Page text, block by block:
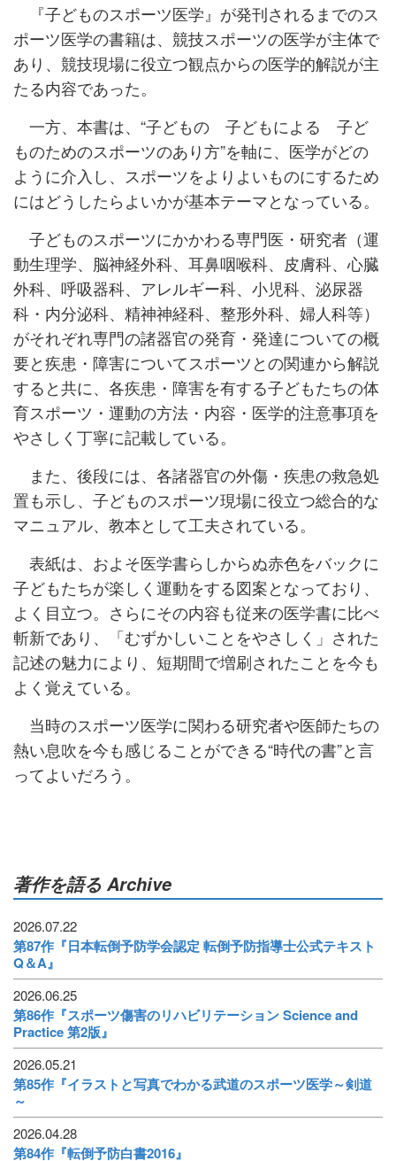
『子どものスポーツ医学』が発刊されるまでのス
ポーツ医学の書籍は、競技スポーツの医学が主体で
あり、競技現場に役立つ観点からの医学的解説が主
たる内容であった。
一方、本書は、“子どもの 子どもによる 子ど
ものためのスポーツのあり方”を軸に、医学がどの
ように介入し、スポーツをよりよいものにするため
にはどうしたらよいかが基本テーマとなっている。
子どものスポーツにかかわる専門医・研究者（運
動生理学、脳神経外科、耳鼻咽喉科、皮膚科、心臓
外科、呼吸器科、アレルギー科、小児科、泌尿器
科・内分泌科、精神神経科、整形外科、婦人科等）
がそれぞれ専門の諸器官の発育・発達についての概
要と疾患・障害についてスポーツとの関連から解説
すると共に、各疾患・障害を有する子どもたちの体
育スポーツ・運動の方法・内容・医学的注意事項を
やさしく丁寧に記載している。
また、後段には、各諸器官の外傷・疾患の救急処
置も示し、子どものスポーツ現場に役立つ総合的な
マニュアル、教本として工夫されている。
表紙は、およそ医学書らしからぬ赤色をバックに
子どもたちが楽しく運動をする図案となっており、
よく目立つ。さらにその内容も従来の医学書に比べ
斬新であり、「むずかしいことをやさしく」された
記述の魅力により、短期間で増刷されたことを今も
よく覚えている。
当時のスポーツ医学に関わる研究者や医師たちの
熱い息吹を今も感じることができる“時代の書”と言
ってよいだろう。
著作を語る Archive
2026.07.22
第87作『日本転倒予防学会認定 転倒予防指導士公式テキスト
Q＆A』
2026.06.25
第86作『スポーツ傷害のリハビリテーション Science and
Practice 第2版』
2026.05.21
第85作『イラストと写真でわかる武道のスポーツ医学～剣道
～
2026.04.28
第84作『転倒予防白書2016』